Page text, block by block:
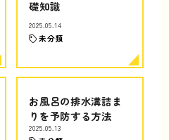
礎知識
2025.05.14
未分類
お風呂の排水溝詰ま
りを予防する方法
2025.05.13